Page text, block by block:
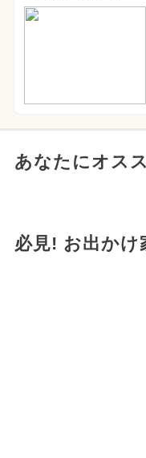
あなたにオス
必見! お出かけ